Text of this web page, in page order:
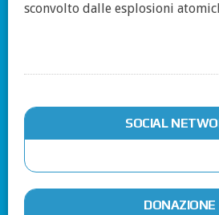
sconvolto dalle esplosioni
SOCIAL
DONAZIONE